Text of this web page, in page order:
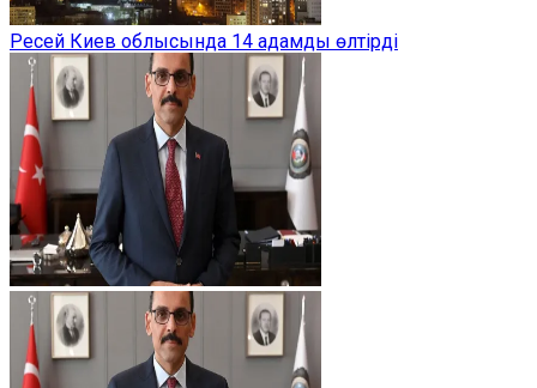
Ресей Киев облысында 14 адамды өлтірді